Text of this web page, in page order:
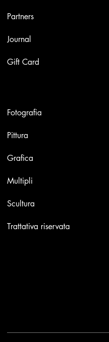
Partners
Journal
Gift Card
Fotografia
Pittura
Grafica
Multipli
Scultura
Trattativa riservata